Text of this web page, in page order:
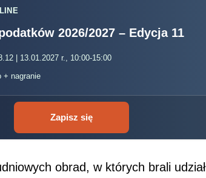
2026/2027 – Edycja 11
| 13.01.2027 r., 10:00-15:00
+ nagranie
Zapisz się
obrad, w których brali udział